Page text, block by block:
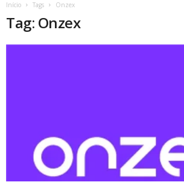
Início Tags Onzex
Tag: Onzex